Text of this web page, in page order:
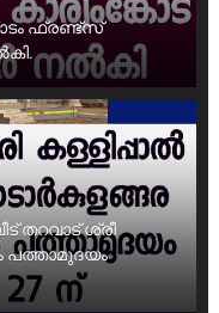
ഫ്രണ്ട്സ്
തറവാട് ശ്രീ
പത്താമുദയം